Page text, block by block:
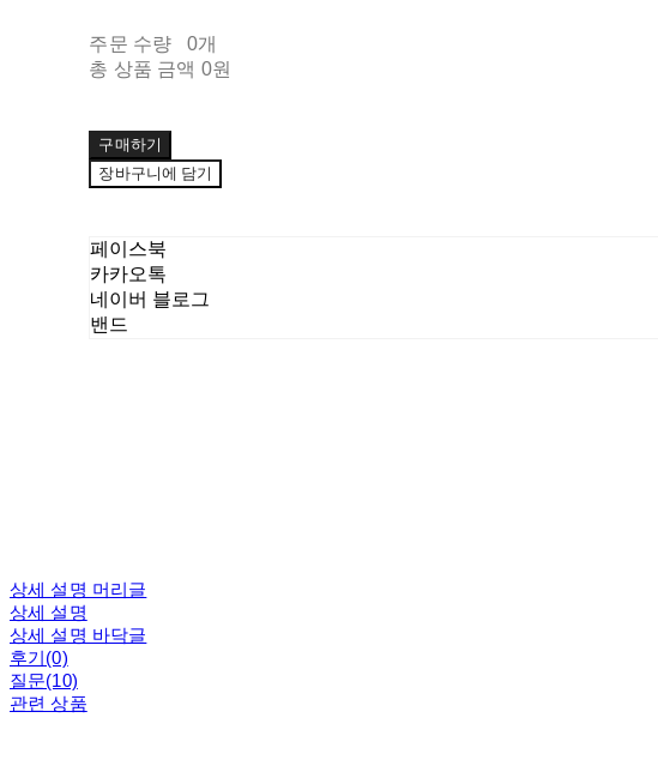
주문 수량
0개
총 상품 금액 0원
구매하기
장바구니에 담기
페이스북
카카오톡
네이버 블로그
밴드
상세 설명 머리글
상세 설명
상세 설명 바닥글
후기(0)
질문(10)
관련 상품